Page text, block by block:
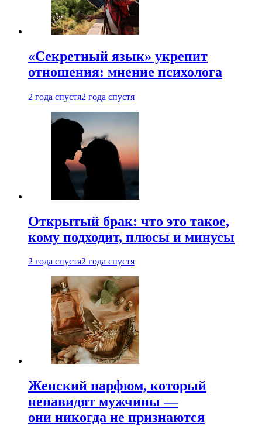
«Секретный язык» укрепит
отношения: мнение психолога
2 года спустя2 года спустя
Открытый брак: что это такое,
кому подходит, плюсы и минусы
2 года спустя2 года спустя
Женский парфюм, который
ненавидят мужчины —
они никогда не признаются